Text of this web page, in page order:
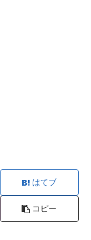
はてブ
コピー